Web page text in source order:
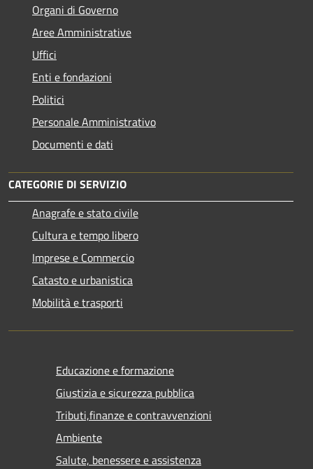
Organi di Governo
Aree Amministrative
Uffici
Enti e fondazioni
Politici
Personale Amministrativo
Documenti e dati
CATEGORIE DI SERVIZIO
Anagrafe e stato civile
Cultura e tempo libero
Imprese e Commercio
Catasto e urbanistica
Mobilità e trasporti
Educazione e formazione
Giustizia e sicurezza pubblica
Tributi,finanze e contravvenzioni
Ambiente
Salute, benessere e assistenza